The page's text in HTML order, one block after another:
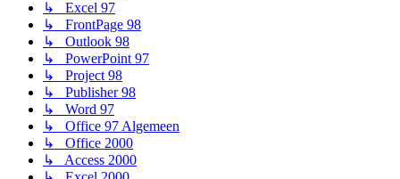
↳ Excel 97
↳ FrontPage 98
↳ Outlook 98
↳ PowerPoint 97
↳ Project 98
↳ Publisher 98
↳ Word 97
↳ Office 97 Algemeen
↳ Office 2000
↳ Access 2000